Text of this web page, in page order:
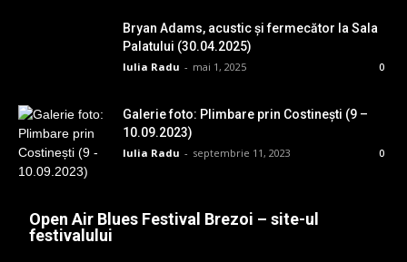
Bryan Adams, acustic și fermecător la Sala
Palatului (30.04.2025)
Iulia Radu - mai 1, 2025 0
Galerie foto: Plimbare prin Costinești (9 –
10.09.2023)
Iulia Radu - septembrie 11, 2023 0
Open Air Blues Festival Brezoi – site-ul
festivalului